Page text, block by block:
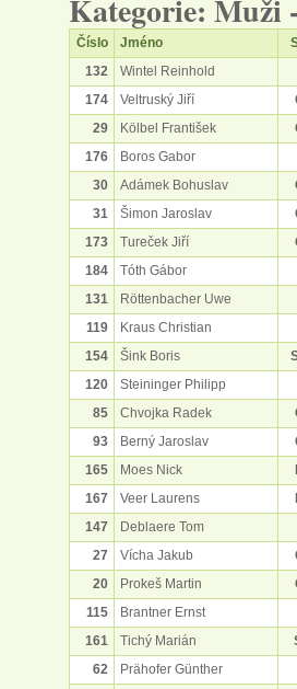
Kategorie: Muži
Číslo Jméno
132
Wintel Reinhold
174
Veltruský Jiří
29
Kölbel František
176
Boros Gabor
30
Adámek Bohuslav
31
Šimon Jaroslav
173
Tureček Jiří
184
Tóth Gábor
131
Röttenbacher Uwe
119
Kraus Christian
154
Šink Boris
120
Steininger Philipp
85
Chvojka Radek
93
Berný Jaroslav
165
Moes Nick
167
Veer Laurens
147
Deblaere Tom
27
Vícha Jakub
20
Prokeš Martin
115
Brantner Ernst
161
Tichý Marián
62
Prähofer Günther